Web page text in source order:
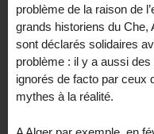
problème de la raison de
grands historiens du Che,
sont déclarés solidaires
problème : il y a aussi
ignorés de facto par ceux
mythes à la réalité.